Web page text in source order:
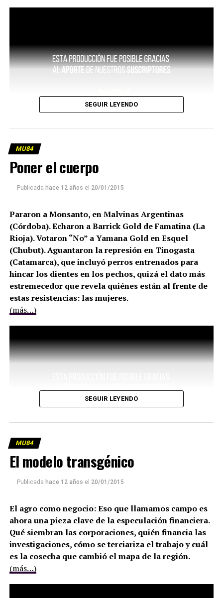
SEGUIR LEYENDO
MU84
Poner el cuerpo
Publicada hace 12 años el 20/01/2015
Pararon a Monsanto, en Malvinas Argentinas
(Córdoba). Echaron a Barrick Gold de Famatina (La
Rioja). Votaron “No” a Yamana Gold en Esquel
(Chubut). Aguantaron la represión en Tinogasta
(Catamarca), que incluyó perros entrenados para
hincar los dientes en los pechos, quizá el dato más
estremecedor que revela quiénes están al frente de
estas resistencias: las mujeres.
(más…)
SEGUIR LEYENDO
MU84
El modelo transgénico
Publicada hace 12 años el 20/01/2015
El agro como negocio: Eso que llamamos campo es
ahora una pieza clave de la especulación financiera.
Qué siembran las corporaciones, quién financia las
investigaciones, cómo se terciariza el trabajo y cuál
es la cosecha que cambió el mapa de la región.
(más…)